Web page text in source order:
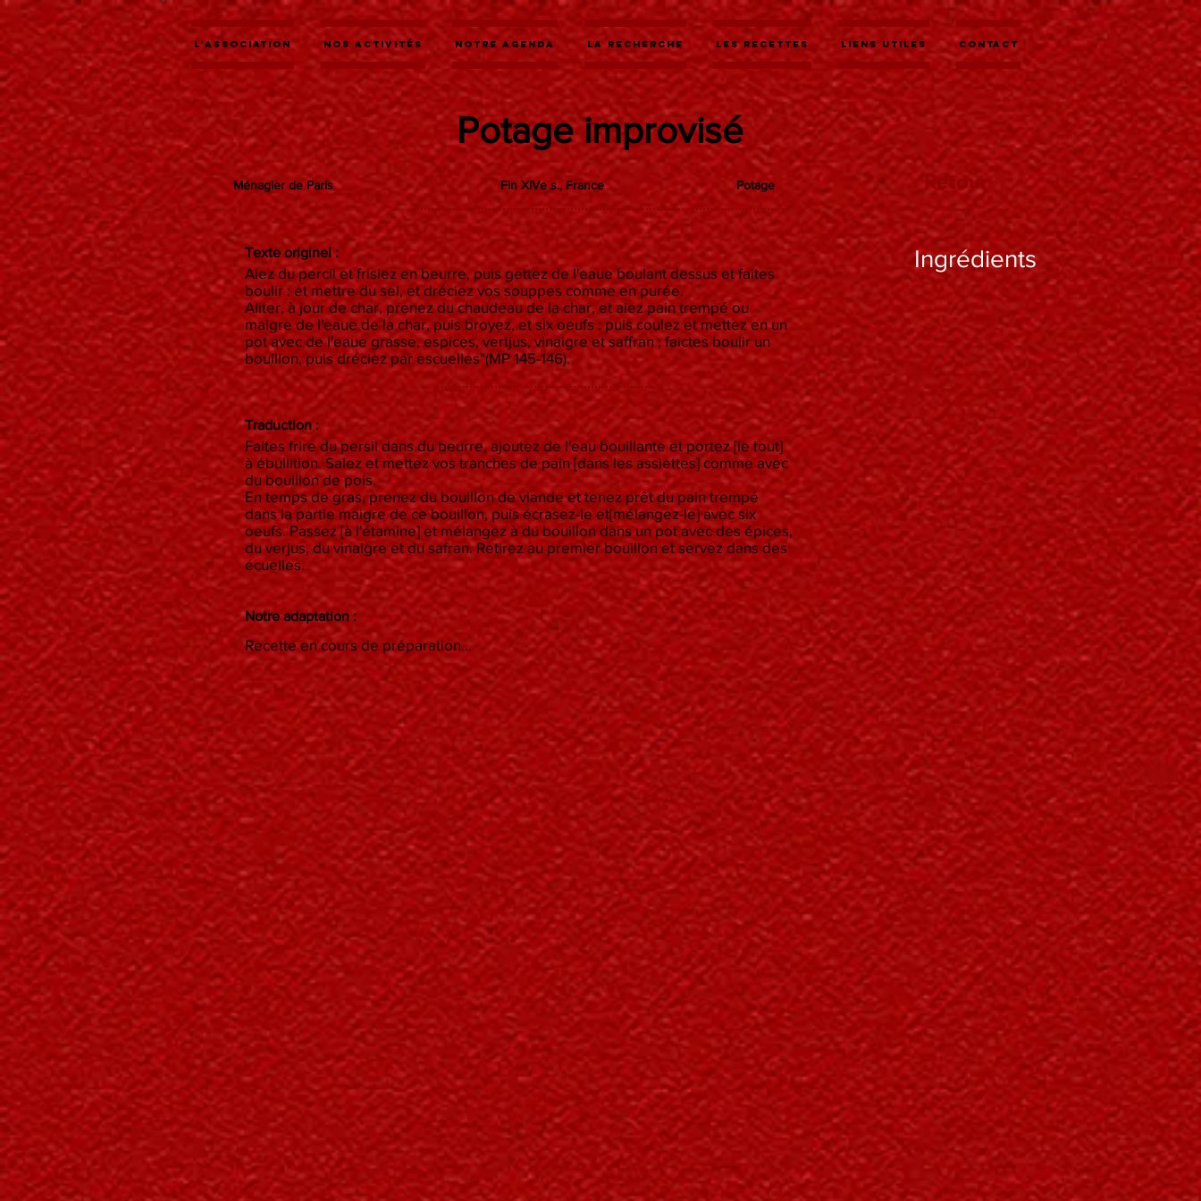
L'association Nos activités Notre agenda La recherche Les recettes Liens utiles contact
Potage improvisé
Ménagier de Paris Fin XIVe s., France Potage Retour
Texte originel :
Aiez du percil et frisiez en beurre, puis gettez de l'eaue boulant dessus et faites
boulir : et mettre du sel, et dréciez vos souppes comme en purée.
Aliter, à jour de char, prenez du chaudeau de la char, et aiez pain trempé ou
maigre de l'eaue de la char, puis broyez, et six oeufs : puis coulez et mettez en un
pot avec de l'eaue grasse, espices, vertjus, vinaigre et saffran ; faictes boulir un
bouillon, puis dréciez par escuelles"(MP 145-146).
Traduction :
Faites frire du persil dans du beurre, ajoutez de l'eau bouillante et portez [le tout]
à ébullition. Salez et mettez vos tranches de pain [dans les assiettes] comme avec
du bouillon de pois.
En temps de gras, prenez du bouillon de viande et tenez prêt du pain trempé
dans la partie maigre de ce bouillon, puis écrasez-le et[mélangez-le] avec six
oeufs. Passez [à l'étamine] et mélangez à du bouillon dans un pot avec des épices,
du verjus, du vinaigre et du safran. Retirez au premier bouillon et servez dans des
écuelles.
Notre adaptation :
Recette en cours de préparation...
Ingrédients